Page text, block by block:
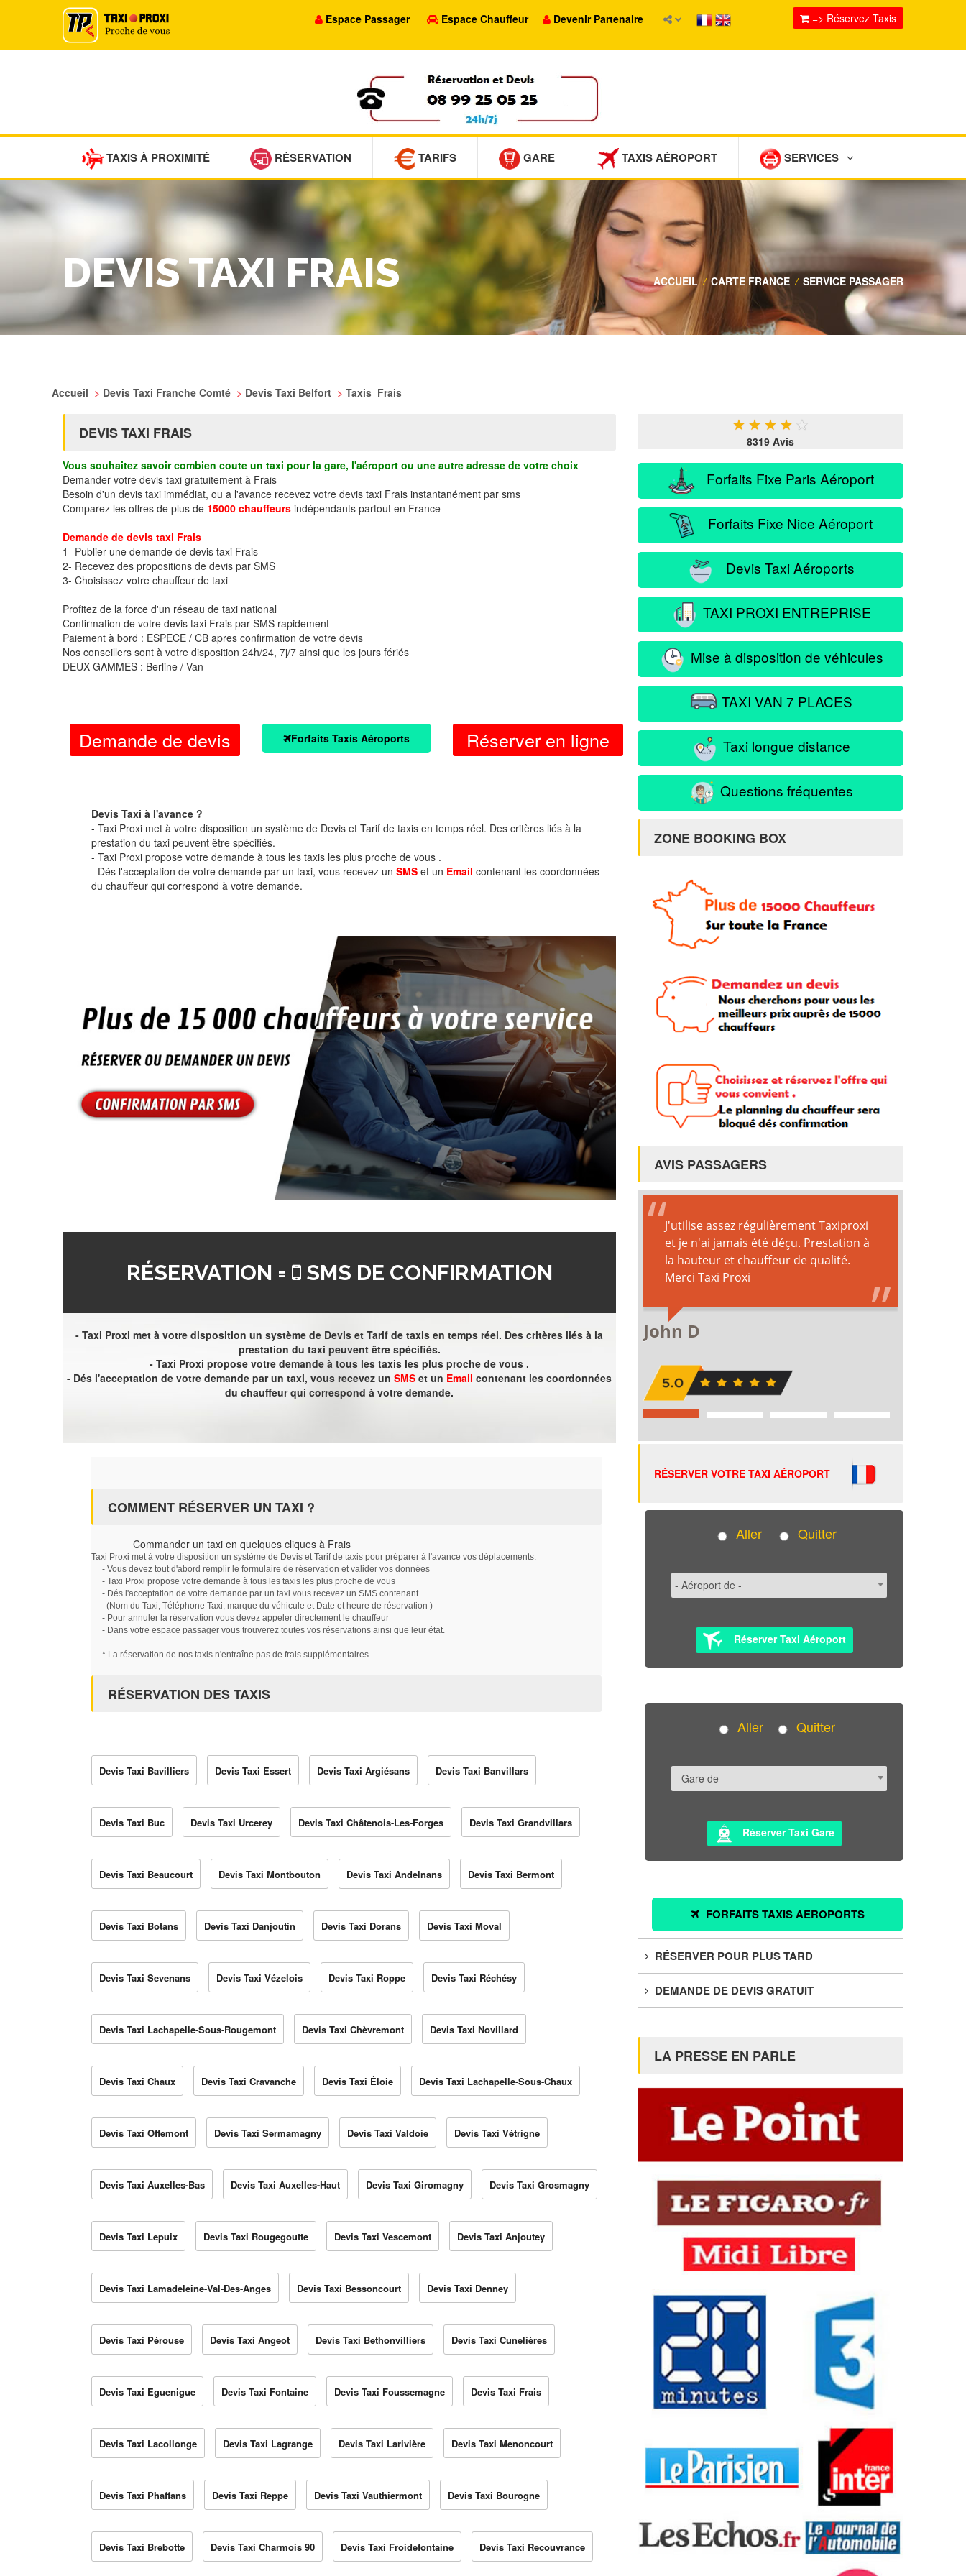
Espace Passager Espace Chauffeur Devenir Partenaire => Réservez Taxis
TAXIS À PROXIMITÉ RÉSERVATION TARIFS GARE TAXIS AÉROPORT SERVICES
DEVIS TAXI FRAIS ACCUEIL / CARTE FRANCE / SERVICE PASSAGER
Accueil > Devis Taxi Franche Comté > Devis Taxi Belfort > Taxis Frais
DEVIS TAXI FRAIS
Vous souhaitez savoir combien coute un taxi pour la gare, l'aéroport ou une autre adresse de votre choix
Demander votre devis taxi gratuitement à Frais
Besoin d'un devis taxi immédiat, ou a l'avance recevez votre devis taxi Frais instantanément par sms
Comparez les offres de plus de 15000 chauffeurs indépendants partout en France
Demande de devis taxi Frais
1- Publier une demande de devis taxi Frais
2- Recevez des propositions de devis par SMS
3- Choisissez votre chauffeur de taxi
Profitez de la force d'un réseau de taxi national
Confirmation de votre devis taxi Frais par SMS rapidement
Paiement à bord : ESPECE / CB apres confirmation de votre devis
Nos conseillers sont à votre disposition 24h/24, 7j/7 ainsi que les jours fériés
DEUX GAMMES : Berline / Van
Demande de devis Forfaits Taxis Aéroports Réserver en ligne
Devis Taxi à l'avance ?
- Taxi Proxi met à votre disposition un système de Devis et Tarif de taxis en temps réel. Des critères liés à la
prestation du taxi peuvent être spécifiés.
- Taxi Proxi propose votre demande à tous les taxis les plus proche de vous .
- Dés l'acceptation de votre demande par un taxi, vous recevez un SMS et un Email contenant les coordonnées
du chauffeur qui correspond à votre demande.
RÉSERVATION = SMS DE CONFIRMATION
- Taxi Proxi met à votre disposition un système de Devis et Tarif de taxis en temps réel. Des critères liés à la
prestation du taxi peuvent être spécifiés.
- Taxi Proxi propose votre demande à tous les taxis les plus proche de vous .
- Dés l'acceptation de votre demande par un taxi, vous recevez un SMS et un Email contenant les coordonnées
du chauffeur qui correspond à votre demande.
COMMENT RÉSERVER UN TAXI ?
Commander un taxi en quelques cliques à Frais
Taxi Proxi met à votre disposition un système de Devis et Tarif de taxis pour préparer à l'avance vos déplacements.
- Vous devez tout d'abord remplir le formulaire de réservation et valider vos données
- Taxi Proxi propose votre demande à tous les taxis les plus proche de vous
- Dés l'acceptation de votre demande par un taxi vous recevez un SMS contenant
(Nom du Taxi, Téléphone Taxi, marque du véhicule et Date et heure de réservation )
- Pour annuler la réservation vous devez appeler directement le chauffeur
- Dans votre espace passager vous trouverez toutes vos réservations ainsi que leur état.
* La réservation de nos taxis n'entraîne pas de frais supplémentaires.
RÉSERVATION DES TAXIS
Devis Taxi Bavilliers Devis Taxi Essert Devis Taxi Argiésans Devis Taxi Banvillars
Devis Taxi Buc Devis Taxi Urcerey Devis Taxi Châtenois-Les-Forges Devis Taxi Grandvillars
Devis Taxi Beaucourt Devis Taxi Montbouton Devis Taxi Andelnans Devis Taxi Bermont
Devis Taxi Botans Devis Taxi Danjoutin Devis Taxi Dorans Devis Taxi Moval
Devis Taxi Sevenans Devis Taxi Vézelois Devis Taxi Roppe Devis Taxi Réchésy
Devis Taxi Lachapelle-Sous-Rougemont Devis Taxi Chèvremont Devis Taxi Novillard
Devis Taxi Chaux Devis Taxi Cravanche Devis Taxi Éloie Devis Taxi Lachapelle-Sous-Chaux
Devis Taxi Offemont Devis Taxi Sermamagny Devis Taxi Valdoie Devis Taxi Vétrigne
Devis Taxi Auxelles-Bas Devis Taxi Auxelles-Haut Devis Taxi Giromagny Devis Taxi Grosmagny
Devis Taxi Lepuix Devis Taxi Rougegoutte Devis Taxi Vescemont Devis Taxi Anjoutey
Devis Taxi Lamadeleine-Val-Des-Anges Devis Taxi Bessoncourt Devis Taxi Denney
Devis Taxi Pérouse Devis Taxi Angeot Devis Taxi Bethonvilliers Devis Taxi Cunelières
Devis Taxi Eguenigue Devis Taxi Fontaine Devis Taxi Foussemagne Devis Taxi Frais
Devis Taxi Lacollonge Devis Taxi Lagrange Devis Taxi Larivière Devis Taxi Menoncourt
Devis Taxi Phaffans Devis Taxi Reppe Devis Taxi Vauthiermont Devis Taxi Bourogne
Devis Taxi Brebotte Devis Taxi Charmois 90 Devis Taxi Froidefontaine Devis Taxi Recouvrance
★ ★ ★ ★ ★
8319 Avis
Forfaits Fixe Paris Aéroport
Forfaits Fixe Nice Aéroport
Devis Taxi Aéroports
TAXI PROXI ENTREPRISE
Mise à disposition de véhicules
TAXI VAN 7 PLACES
Taxi longue distance
Questions fréquentes
ZONE BOOKING BOX
AVIS PASSAGERS
RÉSERVER VOTRE TAXI AÉROPORT
Aller Quitter
Réserver Taxi Aéroport
Aller Quitter
Réserver Taxi Gare
FORFAITS TAXIS AEROPORTS
RÉSERVER POUR PLUS TARD
DEMANDE DE DEVIS GRATUIT
LA PRESSE EN PARLE